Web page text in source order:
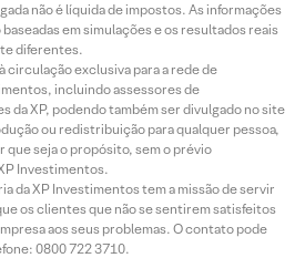
não é líquida de impostos. As informações
em simulações e os resultados reais
diferentes.
circulação exclusiva para a rede de
incluindo assessores de
da XP, podendo também ser divulgado no site
ou redistribuição para qualquer pessoa,
que seja o propósito, sem o prévio
Investimentos.
da XP Investimentos tem a missão de servir
os clientes que não se sentirem satisfeitos
aos seus problemas. O contato pode
0800 722 3710.